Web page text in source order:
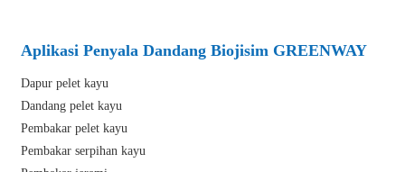
Aplikasi Penyala Dandang Biojisim GREENWAY
Dapur pelet kayu
Dandang pelet kayu
Pembakar pelet kayu
Pembakar serpihan kayu